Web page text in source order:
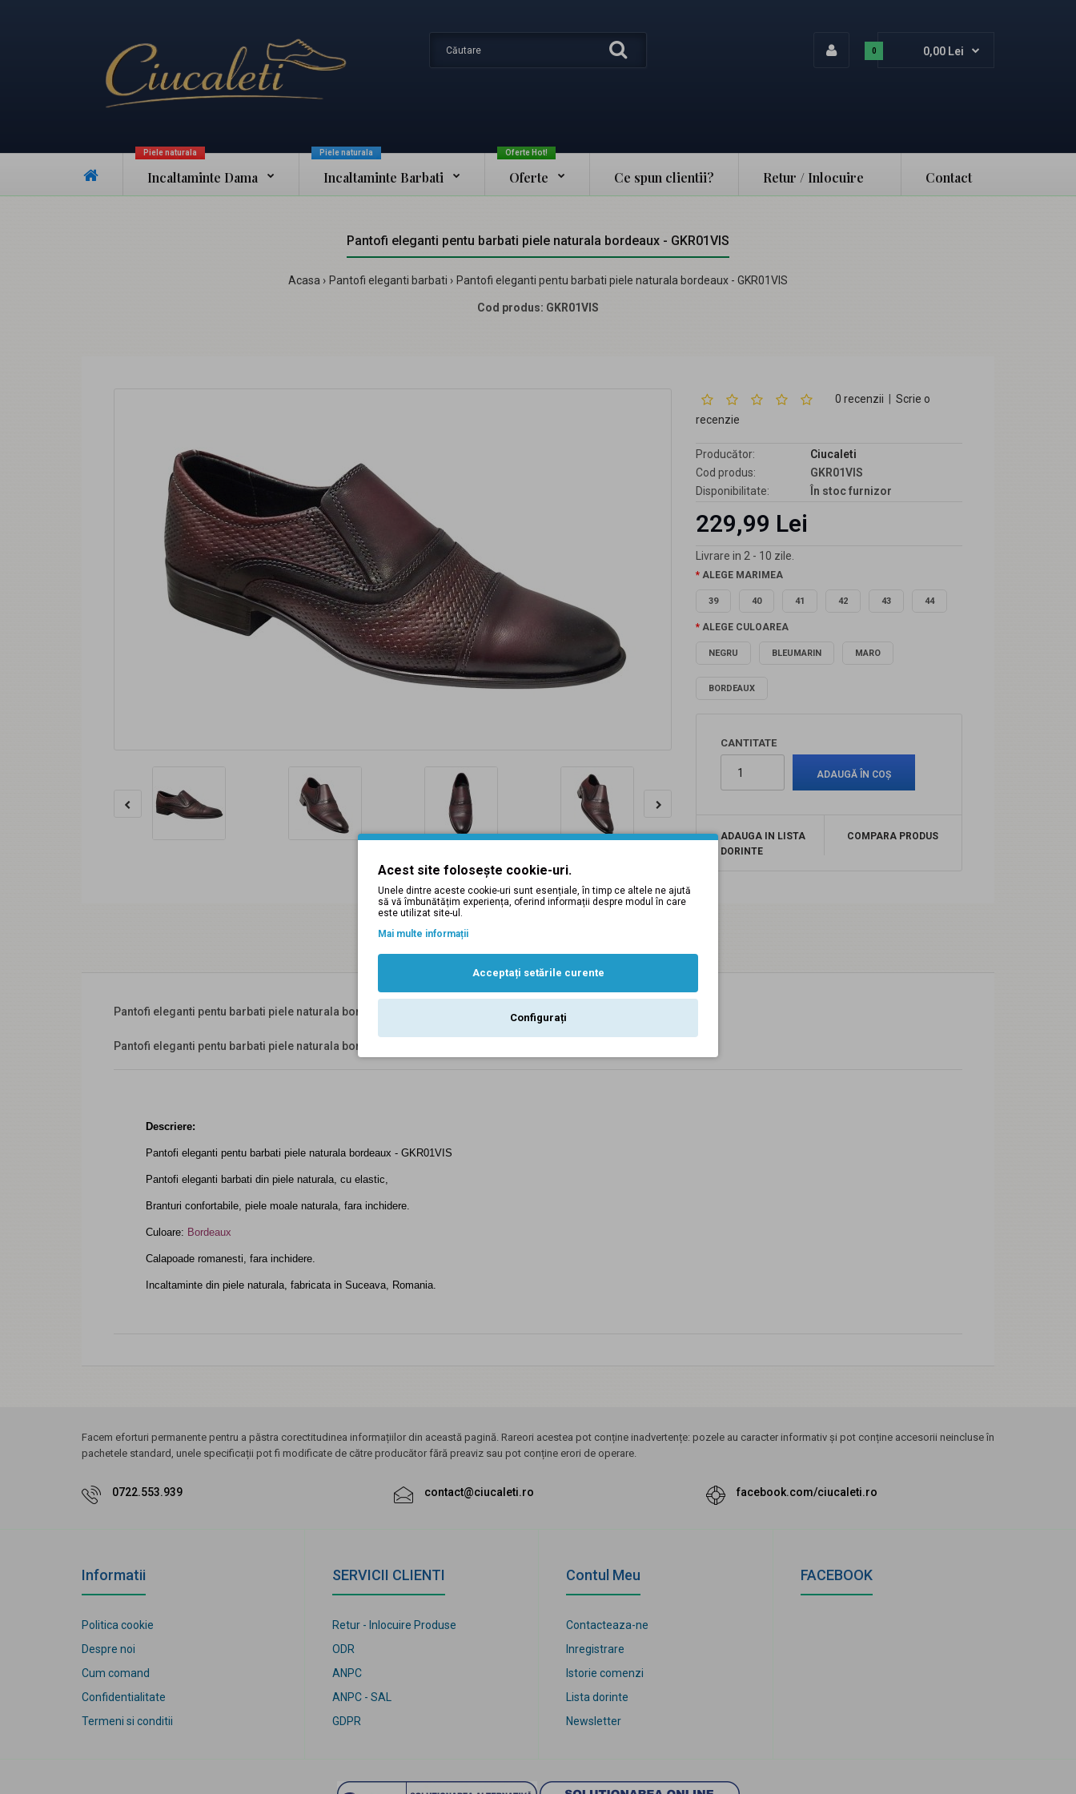
Acest site folosește cookie-uri.
Unele dintre aceste cookie-uri sunt esențiale, în timp ce altele ne ajută
să vă îmbunătățim experiența, oferind informații despre modul în care
este utilizat site-ul.
Mai multe informații
Acceptați setările curente
Configurați
0 0,00 Lei
Incaltaminte Dama
Piele naturala
Incaltaminte Barbati
Piele naturala
Oferte
Oferte Hot!
Ce spun clientii? Retur / Inlocuire Contact
Pantofi eleganti pentu barbati piele naturala bordeaux - GKR01VIS
Acasa Pantofi eleganti barbati Pantofi eleganti pentu barbati piele naturala bordeaux - GKR01VIS
Cod produs: GKR01VIS
0 recenzii
Scrie o
recenzie
Producător:
Ciucaleti
Cod produs:
GKR01VIS
Disponibilitate:
În stoc furnizor
229,99 Lei
Livrare in 2 - 10 zile.
ALEGE MARIMEA
39 40 41 42 43 44
ALEGE CULOAREA
NEGRU BLEUMARIN MARO
BORDEAUX
CANTITATE
ADAUGA IN LISTA
DORINTE
COMPARA PRODUS
Descriere Tabel Marimi Recenzii (0) Inlocuire produse
Pantofi eleganti pentu barbati piele naturala bordeaux - GKR01VIS
Pantofi eleganti pentu barbati piele naturala bordeaux - GKR01VIS
Descriere:
Pantofi eleganti pentu barbati piele naturala bordeaux - GKR01VIS
Pantofi eleganti barbati din piele naturala, cu elastic,
Branturi confortabile, piele moale naturala, fara inchidere.
Culoare: Bordeaux
Calapoade romanesti, fara inchidere.
Incaltaminte din piele naturala, fabricata in Suceava, Romania.
Facem eforturi permanente pentru a păstra corectitudinea informațiilor din această pagină. Rareori acestea pot conține inadvertențe: pozele au caracter informativ și pot conține accesorii neincluse în
pachetele standard, unele specificații pot fi modificate de către producător fără preaviz sau pot conține erori de operare.
0722.553.939 contact@ciucaleti.ro facebook.com/ciucaleti.ro
Informatii
Politica cookie
Despre noi
Cum comand
Confidentialitate
Termeni si conditii
SERVICII CLIENTI
Retur - Inlocuire Produse
ODR
ANPC
ANPC - SAL
GDPR
Contul Meu
Contacteaza-ne
Inregistrare
Istorie comenzi
Lista dorinte
Newsletter
FACEBOOK